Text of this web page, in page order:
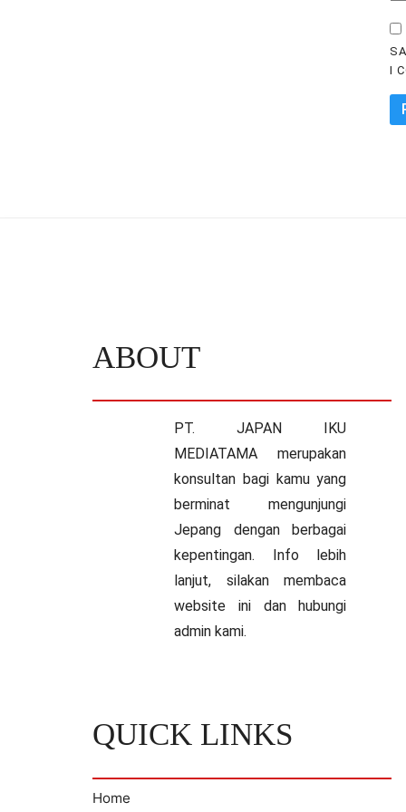
I
ABOUT
PT. JAPAN IKU
MEDIATAMA merupakan
konsultan bagi kamu yang
berminat mengunjungi
Jepang dengan berbagai
kepentingan. Info lebih
lanjut, silakan membaca
website ini dan hubungi
admin kami.
QUICK LINKS
Home